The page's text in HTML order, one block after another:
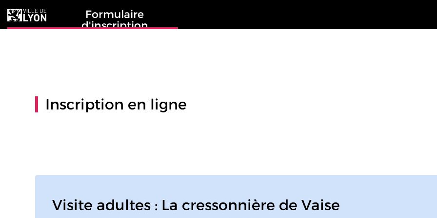
Formulaire
d'inscription
Inscription en ligne
Visite adultes : La cressonnière de Vaise